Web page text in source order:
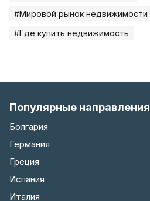
#Мировой рынок недвижимости
#Где купить недвижимость
Популярные направления
Болгария
Германия
Греция
Испания
Италия